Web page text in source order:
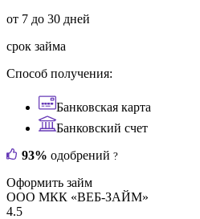
от 7 до 30 дней
срок займа
Способ получения:
Банковская карта
Банковский счет
93% одобрений ?
Оформить займ
ООО МКК «ВЕБ-ЗАЙМ»
4.5